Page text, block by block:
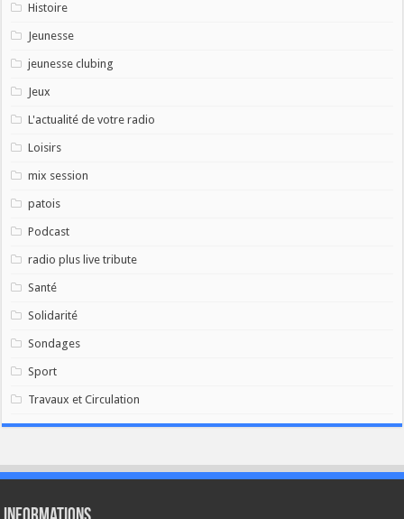
Histoire
Jeunesse
jeunesse clubing
Jeux
L'actualité de votre radio
Loisirs
mix session
patois
Podcast
radio plus live tribute
Santé
Solidarité
Sondages
Sport
Travaux et Circulation